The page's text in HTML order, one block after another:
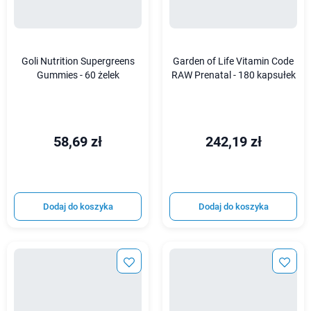
Goli Nutrition Supergreens
Gummies - 60 żelek
58,69 zł
Dodaj do koszyka
Garden of Life Vitamin Code
RAW Prenatal - 180 kapsułek
242,19 zł
Dodaj do koszyka